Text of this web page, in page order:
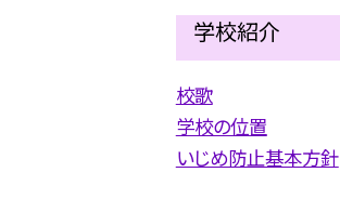
学校紹介
校歌
学校の位置
いじめ防止基本方針